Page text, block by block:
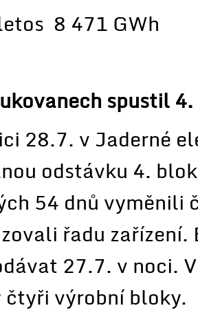
8 471 GWh
spustil
28.7. v Jaderné
odstávku 4.
54 dnů
řadu
27.7. v noci.
čtyři výrobní bloky.